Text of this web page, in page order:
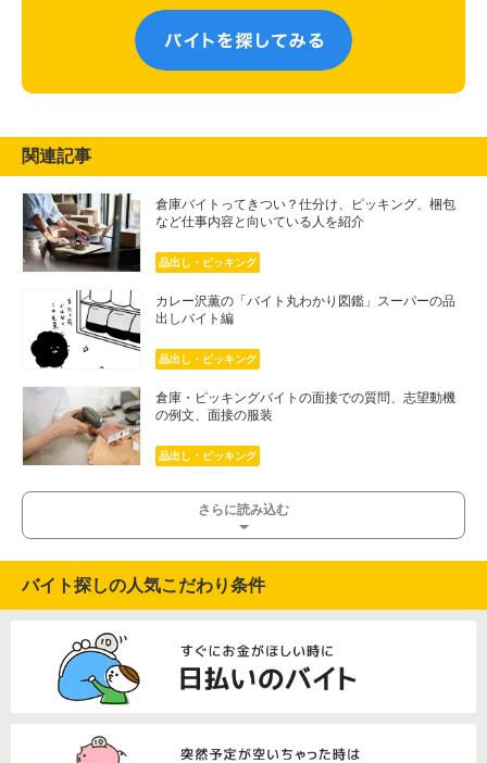
関連記事
倉庫バイトってきつい？仕分け、ピッキング、梱包
など仕事内容と向いている人を紹介
品出し・ピッキング
カレー沢薫の「バイト丸わかり図鑑」スーパーの品
出しバイト編
品出し・ピッキング
倉庫・ピッキングバイトの面接での質問、志望動機
の例文、面接の服装
品出し・ピッキング
さらに読み込む
バイト探しの人気こだわり条件